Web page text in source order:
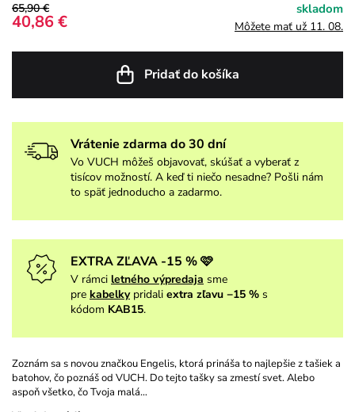
65,90 €
40,86 €
skladom
Môžete mať už 11. 08.
Pridať do košíka
Vrátenie zdarma do 30 dní
Vo VUCH môžeš objavovať, skúšať a vyberať z
tisícov možností. A keď ti niečo nesadne? Pošli nám
to späť jednoducho a zadarmo.
EXTRA ZĽAVA -15 % 🩷
V rámci letného výpredaja sme
pre kabelky pridali extra zľavu −15 % s
kódom KAB15.
Zoznám sa s novou značkou Engelis, ktorá prináša to najlepšie z tašiek a
batohov, čo poznáš od VUCH. Do tejto tašky sa zmestí svet. Alebo
aspoň všetko, čo Tvoja malá…